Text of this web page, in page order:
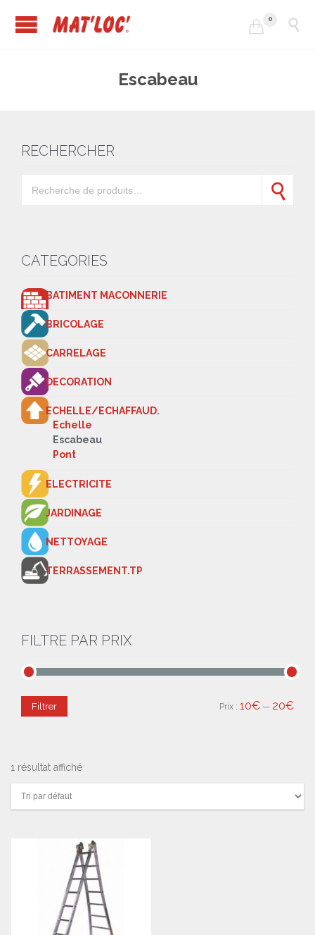

0 
Escabeau
RECHERCHER
CATEGORIES
BATIMENT MACONNERIE
BRICOLAGE
CARRELAGE
DECORATION
ECHELLE/ECHAFFAUD.
Echelle
Escabeau
Pont
ELECTRICITE
JARDINAGE
NETTOYAGE
TERRASSEMENT.TP
FILTRE PAR PRIX
Filtrer Prix : 10€ — 20€
1 résultat affiché